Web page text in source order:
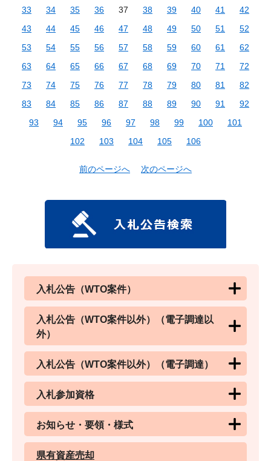
33
34 35 36 37 38 39 40 41
42
43
44 45 46 47 48 49 50 51
52
53
54 55 56 57 58 59 60 61
62
63
64 65 66 67 68 69 70 71
72
73
74 75 76 77 78 79 80 81
82
83
84 85 86 87 88 89 90 91
92
93
94 95 96 97 98 99 100
101
102
103 104 105 106
前のページへ 次のページへ
入札公告（WTO案件）
入札公告（WTO案件以外）（電子調達以
外）
入札公告（WTO案件以外）（電子調達）
入札参加資格
お知らせ・要領・様式
県有資産売却